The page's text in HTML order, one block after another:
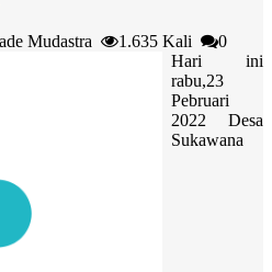
Mudastra 1.635 Kali
0
Hari ini
rabu,23
Pebruari
2022 Desa
Sukawana